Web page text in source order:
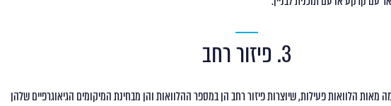
3. פיזור רחב
מאות הלוואות פעילות, שיוצרות פיזור רחב הן במספר ההלוואות והן מבחינת המיקומים הגיאוגרפיים שלהן